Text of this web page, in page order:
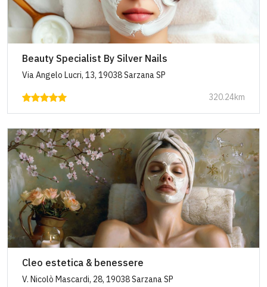
Beauty Specialist By Silver Nails
Via Angelo Lucri, 13, 19038 Sarzana SP
320.24km
Cleo estetica & benessere
V. Nicolò Mascardi, 28, 19038 Sarzana SP